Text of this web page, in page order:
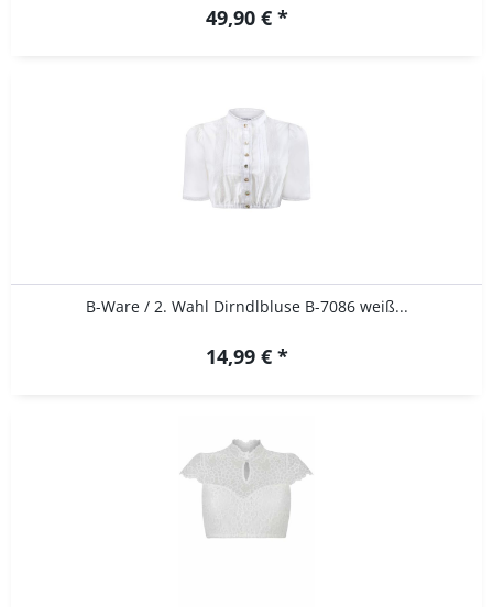
49,90 € *
B-Ware / 2. Wahl Dirndlbluse B-7086 weiß...
14,99 € *